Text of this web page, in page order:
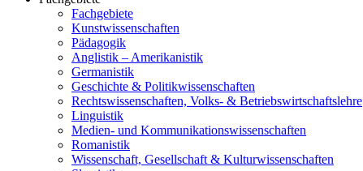
Fachgebiete
Kunstwissenschaften
Pädagogik
Anglistik – Amerikanistik
Germanistik
Geschichte & Politikwissenschaften
Rechtswissenschaften, Volks- & Betriebswirtschaftslehre
Linguistik
Medien- und Kommunikationswissenschaften
Romanistik
Wissenschaft, Gesellschaft & Kulturwissenschaften